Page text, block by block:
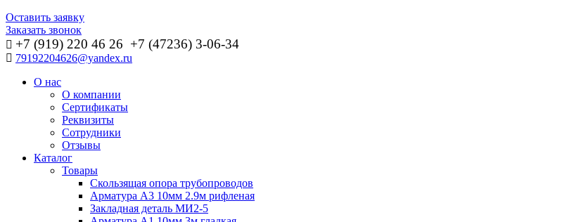
Оставить заявку
Заказать звонок
+7 (919) 220 46 26 +7 (47236) 3-06-34
79192204626@yandex.ru
О нас
О компании
Сертификаты
Реквизиты
Сотрудники
Отзывы
Каталог
Товары
Скользящая опора трубопроводов
Арматура А3 10мм 2.9м рифленая
Закладная деталь МИ2-5